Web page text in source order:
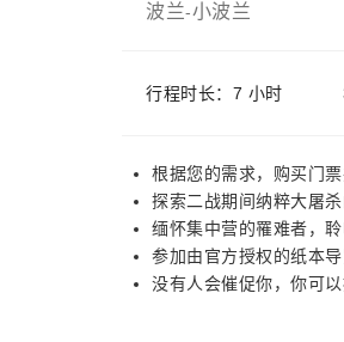
波兰-小波兰
行程时长：7 小时
根据您的需求，购买门
探索二战期间纳粹大屠
缅怀集中营的罹难者，
参加由官方授权的纸本
没有人会催促你，你可